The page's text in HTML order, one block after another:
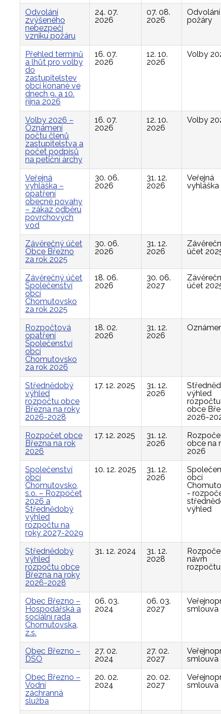
Odvolání
zvýšeného
nebezpečí
vzniku požáru
24. 07.
2026
07. 08.
2026
Odvolání
požáry
Přehled termínů
a lhůt pro volby
do
zastupitelstev
obcí konané ve
dnech 9. a 10.
října 2026
16. 07.
2026
12. 10.
2026
Volby
Volby 2026 –
Oznámení
počtu členů
zastupitelstva a
počet podpisů
na petiční archy
16. 07.
2026
12. 10.
2026
Volby
Veřejná
vyhláška –
opatření
obecné povahy
– zákaz odběru
povrchových
vod
30. 06.
2026
31. 12.
2026
Veřejná
vyhláška
Závěrečný účet
Obce Březno
za rok 2025
30. 06.
2026
31. 12.
2026
účet
Závěrečný účet
Společenství
obcí
Chomutovsko
za rok 2025
18. 06.
2026
30. 06.
2027
účet
Rozpočtová
opatření
Společenství
obcí
Chomutovsko
za rok 2026
18. 02.
2026
31. 12.
2026
Střednědobý
výhled
rozpočtu obce
Března na roky
2026-2028
17. 12. 2025
31. 12.
2026
výhled
rozpočtu
obce
2026-
Rozpočet obce
Března na rok
2026
17. 12. 2025
31. 12.
2026
obce na
2026
Společenství
obcí
Chomutovsko,
s.o. – Rozpočet
2026 a
Střednědobý
výhled
rozpočtu na
roky 2027-2029
10. 12. 2025
31. 12.
2026
obcí
-
výhled
Střednědobý
výhled
rozpočtu obce
Března na roky
2026-2028
31. 12. 2024
31. 12.
2028
návrh
rozpočtu
Obec Březno –
Hospodářská a
sociální rada
Chomutovska,
z.s.
06. 03.
2024
06. 03.
2027
smlouva
Obec Březno –
DSO
27. 02.
2024
27. 02.
2027
smlouva
Obec Březno –
Vodní
záchranná
služba
20. 02.
2024
20. 02.
2027
smlouva